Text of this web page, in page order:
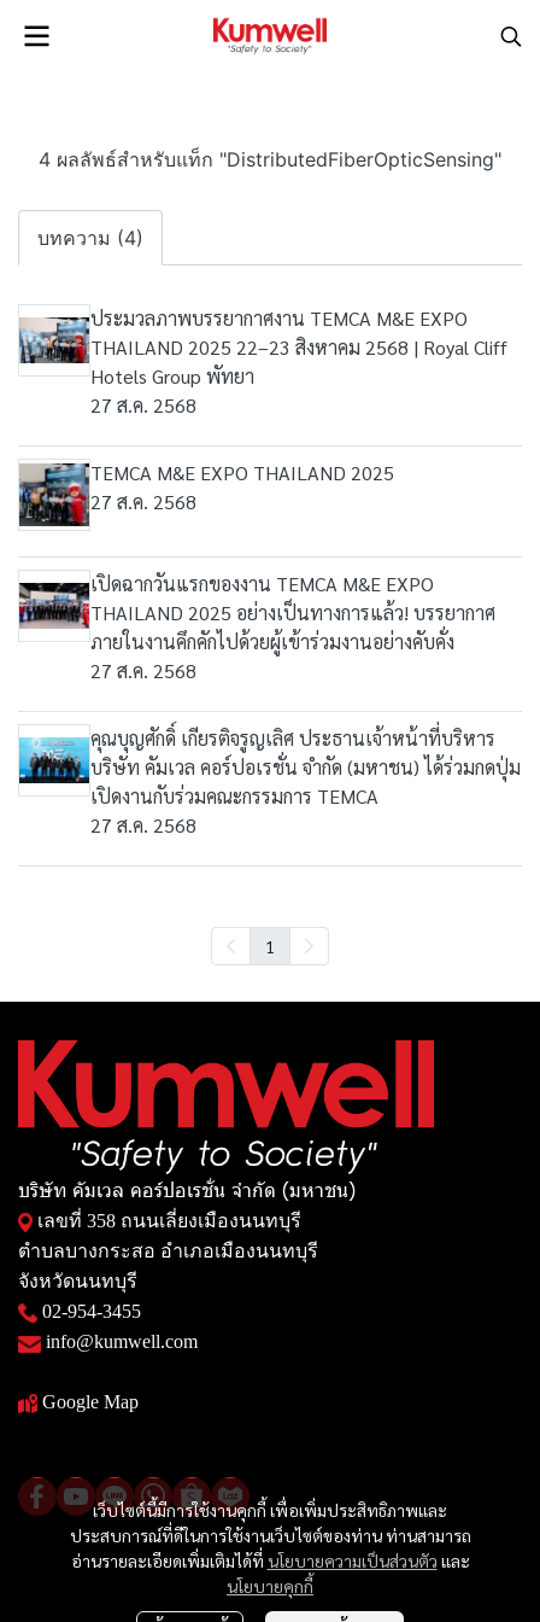
4 ผลลัพธ์สำหรับแท็ก "DistributedFiberOpticSensing"
บทความ (4)
ประมวลภาพบรรยากาศงาน TEMCA M&E EXPO
THAILAND 2025 22–23 สิงหาคม 2568 | Royal Cliff
Hotels Group พัทยา
27 ส.ค. 2568
TEMCA M&E EXPO THAILAND 2025
27 ส.ค. 2568
เปิดฉากวันแรกของงาน TEMCA M&E EXPO
THAILAND 2025 อย่างเป็นทางการแล้ว! บรรยากาศ
ภายในงานคึกคักไปด้วยผู้เข้าร่วมงานอย่างคับคั่ง
27 ส.ค. 2568
คุณบุญศักดิ์ เกียรติจรูญเลิศ ประธานเจ้าหน้าที่บริหาร
บริษัท คัมเวล คอร์ปอเรชั่น จำกัด (มหาชน) ได้ร่วมกดปุ่ม
เปิดงานกับร่วมคณะกรรมการ TEMCA
27 ส.ค. 2568
1
เว็บไซต์นี้มีการใช้งานคุกกี้ เพื่อเพิ่มประสิทธิภาพและ
ประสบการณ์ที่ดีในการใช้งานเว็บไซต์ของท่าน ท่านสามารถ
อ่านรายละเอียดเพิ่มเติมได้ที่ นโยบายความเป็นส่วนตัว และ
นโยบายคุกกี้
บริษัท คัมเวล คอร์ปอเรชั่น จำกัด (มหาชน)
เลขที่ 358 ถนนเลี่ยงเมืองนนทบุรี
ตำบลบางกระสอ อำเภอเมืองนนทบุรี
จังหวัดนนทบุรี
02-954-3455
info@kumwell.com
Google Map